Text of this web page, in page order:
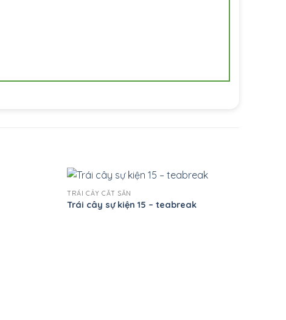
+
TRÁI CÂY CẮT SẴN
Trái cây sự kiện 15 – teabreak